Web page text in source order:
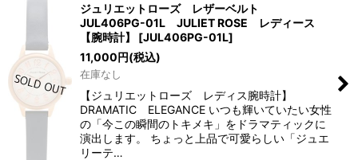
ジュリエットローズ レザーベルト
JUL406PG-01L JULIET ROSE レディース
【腕時計】
[JUL406PG-01L]
11,000円(税込)
在庫なし
【ジュリエットローズ レディス腕時計】
DRAMATIC ELEGANCE いつも輝いていたい女性
の「今この瞬間のトキメキ」をドラマティックに
演出します。 ちょっと上品で可愛らしい「ジュエ
リーテ…